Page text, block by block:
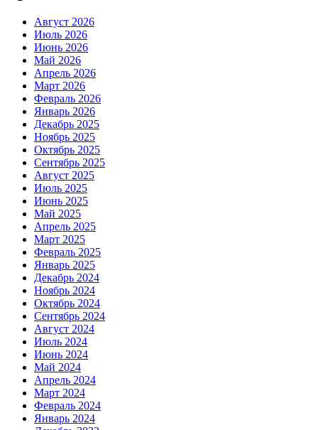
Август 2026
Июль 2026
Июнь 2026
Май 2026
Апрель 2026
Март 2026
Февраль 2026
Январь 2026
Декабрь 2025
Ноябрь 2025
Октябрь 2025
Сентябрь 2025
Август 2025
Июль 2025
Июнь 2025
Май 2025
Апрель 2025
Март 2025
Февраль 2025
Январь 2025
Декабрь 2024
Ноябрь 2024
Октябрь 2024
Сентябрь 2024
Август 2024
Июль 2024
Июнь 2024
Май 2024
Апрель 2024
Март 2024
Февраль 2024
Январь 2024